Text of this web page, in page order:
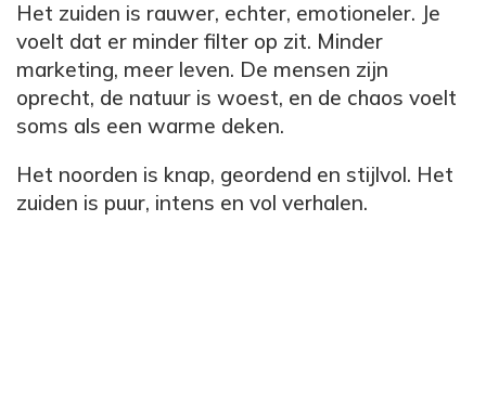
Het zuiden is rauwer, echter, emotioneler. Je
voelt dat er minder filter op zit. Minder
marketing, meer leven. De mensen zijn
oprecht, de natuur is woest, en de chaos voelt
soms als een warme deken.
Het noorden is knap, geordend en stijlvol. Het
zuiden is puur, intens en vol verhalen.